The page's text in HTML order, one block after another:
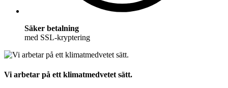
Säker betalning
med SSL-kryptering
Vi arbetar på ett klimatmedvetet sätt.